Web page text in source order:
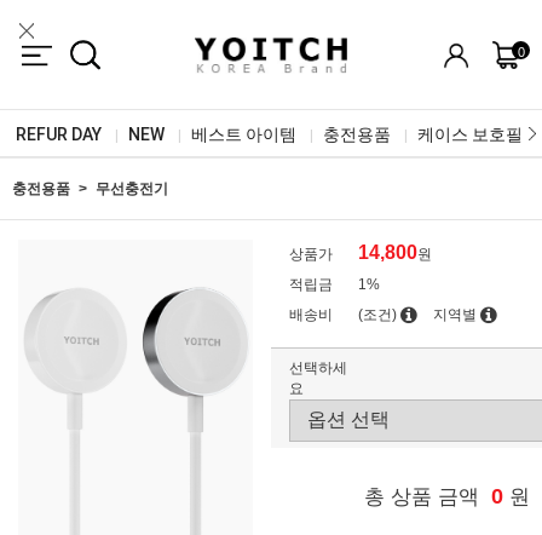
0
REFUR DAY NEW 베스트 아이템 충전용품 케이스 보호필름
충전용품 무선충전기
상품가 14,800원
적립금
1%
배송비
(조건) 지역별
선택하세
요
총 상품 금액 0 원